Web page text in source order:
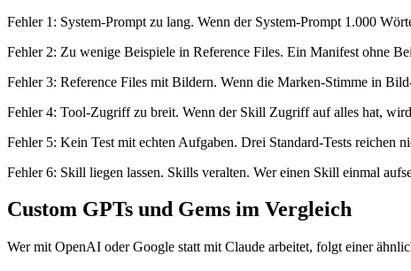
Fehler 1: System-Prompt zu lang. Wenn der System-Prompt 1.000
Fehler 2: Zu wenige Beispiele in Reference Files. Ein Manifest ohne
Fehler 3: Reference Files mit Bildern. Wenn die Marken-Stimme in
Fehler 4: Tool-Zugriff zu breit. Wenn der Skill Zugriff auf alles hat,
Fehler 5: Kein Test mit echten Aufgaben. Drei Standard-Tests reichen
Fehler 6: Skill liegen lassen. Skills veralten. Wer einen Skill einmal
Custom GPTs und Gems im Vergleich
Wer mit OpenAI oder Google statt mit Claude arbeitet, folgt einer